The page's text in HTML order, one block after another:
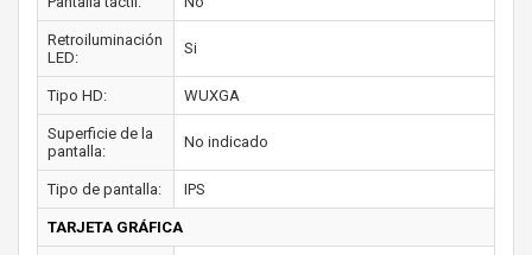
Retroiluminación
LED:
Si
Tipo HD: WUXGA
Superficie de la
pantalla:
No indicado
Tipo de pantalla: IPS
TARJETA GRÁFICA